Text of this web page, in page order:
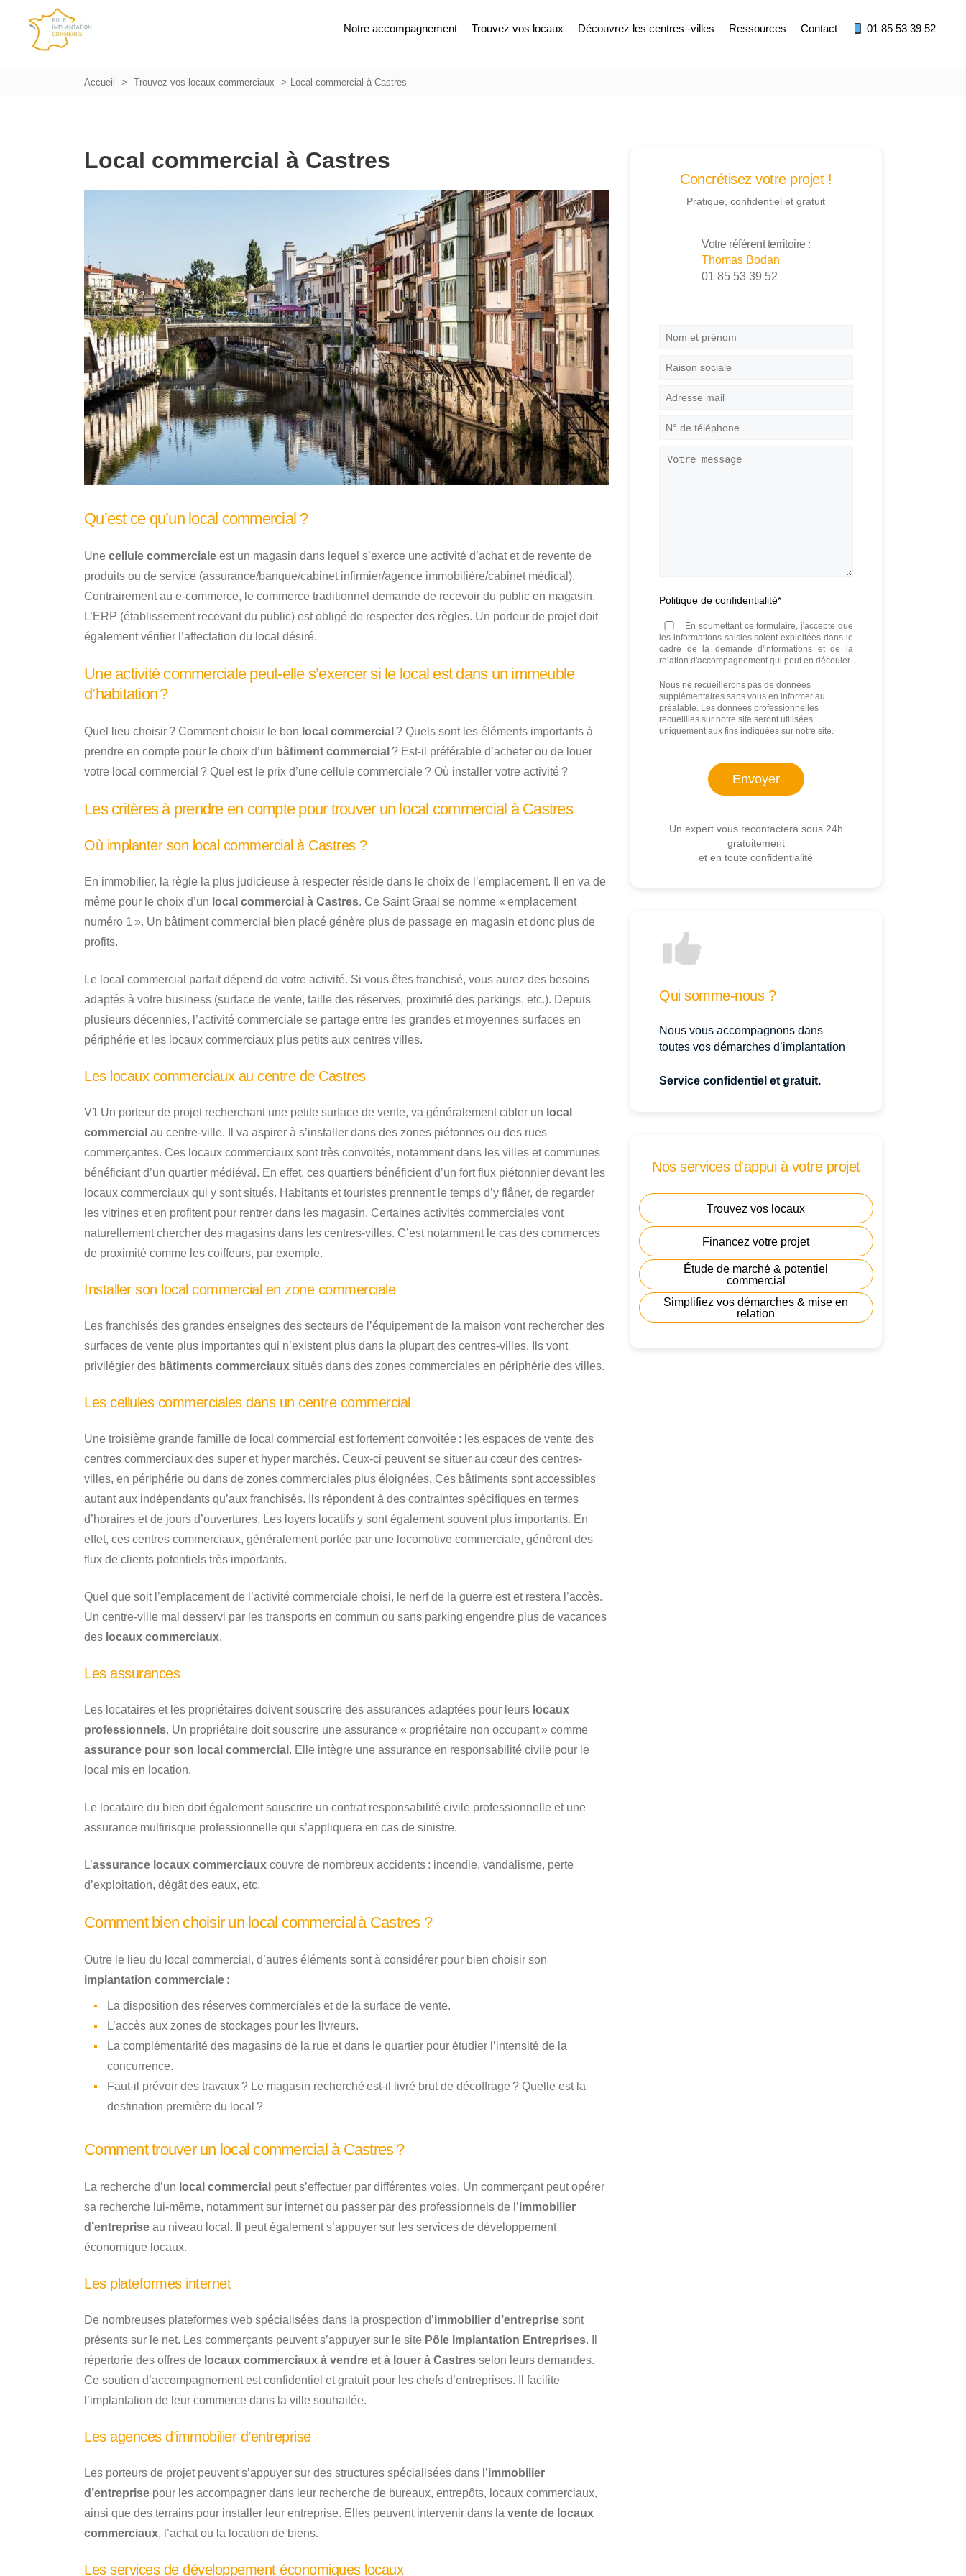
Notre accompagnement Trouvez vos locaux Découvrez les centres -villes Ressources Contact 01 85 53 39 52
Accueil Trouvez vos locaux commerciaux Local commercial à Castres
Local commercial à Castres
Qu’est ce qu’un local commercial ?
Une cellule commerciale est un magasin dans lequel s’exerce une activité d’achat et de revente de
produits ou de service (assurance/banque/cabinet infirmier/agence immobilière/cabinet médical).
Contrairement au e-commerce, le commerce traditionnel demande de recevoir du public en magasin.
L’ERP (établissement recevant du public) est obligé de respecter des règles. Un porteur de projet doit
également vérifier l’affectation du local désiré.
Une activité commerciale peut-elle s’exercer si le local est dans un immeuble
d’habitation ?
Quel lieu choisir ? Comment choisir le bon local commercial ? Quels sont les éléments importants à
prendre en compte pour le choix d’un bâtiment commercial ? Est-il préférable d’acheter ou de louer
votre local commercial ? Quel est le prix d’une cellule commerciale ? Où installer votre activité ?
Les critères à prendre en compte pour trouver un local commercial à Castres
Où implanter son local commercial à Castres ?
En immobilier, la règle la plus judicieuse à respecter réside dans le choix de l’emplacement. Il en va de
même pour le choix d’un local commercial à Castres. Ce Saint Graal se nomme « emplacement
numéro 1 ». Un bâtiment commercial bien placé génère plus de passage en magasin et donc plus de
profits.
Le local commercial parfait dépend de votre activité. Si vous êtes franchisé, vous aurez des besoins
adaptés à votre business (surface de vente, taille des réserves, proximité des parkings, etc.). Depuis
plusieurs décennies, l’activité commerciale se partage entre les grandes et moyennes surfaces en
périphérie et les locaux commerciaux plus petits aux centres villes.
Les locaux commerciaux au centre de Castres
V1 Un porteur de projet recherchant une petite surface de vente, va généralement cibler un local
commercial au centre-ville. Il va aspirer à s’installer dans des zones piétonnes ou des rues
commerçantes. Ces locaux commerciaux sont très convoités, notamment dans les villes et communes
bénéficiant d’un quartier médiéval. En effet, ces quartiers bénéficient d’un fort flux piétonnier devant les
locaux commerciaux qui y sont situés. Habitants et touristes prennent le temps d’y flâner, de regarder
les vitrines et en profitent pour rentrer dans les magasin. Certaines activités commerciales vont
naturellement chercher des magasins dans les centres-villes. C’est notamment le cas des commerces
de proximité comme les coiffeurs, par exemple.
Installer son local commercial en zone commerciale
Les franchisés des grandes enseignes des secteurs de l’équipement de la maison vont rechercher des
surfaces de vente plus importantes qui n’existent plus dans la plupart des centres-villes. Ils vont
privilégier des bâtiments commerciaux situés dans des zones commerciales en périphérie des villes.
Les cellules commerciales dans un centre commercial
Une troisième grande famille de local commercial est fortement convoitée : les espaces de vente des
centres commerciaux des super et hyper marchés. Ceux-ci peuvent se situer au cœur des centres-
villes, en périphérie ou dans de zones commerciales plus éloignées. Ces bâtiments sont accessibles
autant aux indépendants qu’aux franchisés. Ils répondent à des contraintes spécifiques en termes
d’horaires et de jours d’ouvertures. Les loyers locatifs y sont également souvent plus importants. En
effet, ces centres commerciaux, généralement portée par une locomotive commerciale, génèrent des
flux de clients potentiels très importants.
Quel que soit l’emplacement de l’activité commerciale choisi, le nerf de la guerre est et restera l’accès.
Un centre-ville mal desservi par les transports en commun ou sans parking engendre plus de vacances
des locaux commerciaux.
Les assurances
Les locataires et les propriétaires doivent souscrire des assurances adaptées pour leurs locaux
professionnels. Un propriétaire doit souscrire une assurance « propriétaire non occupant » comme
assurance pour son local commercial . Elle intègre une assurance en responsabilité civile pour le
local mis en location.
Le locataire du bien doit également souscrire un contrat responsabilité civile professionnelle et une
assurance multirisque professionnelle qui s’appliquera en cas de sinistre.
L’assurance locaux commerciaux couvre de nombreux accidents : incendie, vandalisme, perte
d’exploitation, dégât des eaux, etc.
Comment bien choisir un local commercial à Castres ?
Outre le lieu du local commercial, d’autres éléments sont à considérer pour bien choisir son
implantation commerciale :
La disposition des réserves commerciales et de la surface de vente.
L’accès aux zones de stockages pour les livreurs.
La complémentarité des magasins de la rue et dans le quartier pour étudier l’intensité de la
concurrence.
Faut-il prévoir des travaux ? Le magasin recherché est-il livré brut de décoffrage ? Quelle est la
destination première du local ?
Comment trouver un local commercial à Castres ?
La recherche d’un local commercial peut s’effectuer par différentes voies. Un commerçant peut opérer
sa recherche lui-même, notamment sur internet ou passer par des professionnels de l’immobilier
d’entreprise au niveau local. Il peut également s’appuyer sur les services de développement
économique locaux.
Les plateformes internet
De nombreuses plateformes web spécialisées dans la prospection d’immobilier d’entreprise sont
présents sur le net. Les commerçants peuvent s’appuyer sur le site Pôle Implantation Entreprises. Il
répertorie des offres de locaux commerciaux à vendre et à louer à Castres selon leurs demandes.
Ce soutien d’accompagnement est confidentiel et gratuit pour les chefs d’entreprises. Il facilite
l’implantation de leur commerce dans la ville souhaitée.
Les agences d’immobilier d’entreprise
Les porteurs de projet peuvent s’appuyer sur des structures spécialisées dans l’immobilier
d’entreprise pour les accompagner dans leur recherche de bureaux, entrepôts, locaux commerciaux,
ainsi que des terrains pour installer leur entreprise. Elles peuvent intervenir dans la vente de locaux
commerciaux, l’achat ou la location de biens.
Les services de développement économiques locaux
Concrétisez votre projet !
Pratique, confidentiel et gratuit
Votre référent territoire :
Thomas Bodan
01 85 53 39 52
Nom
prénom*
Raison
Adresse
N°
téléphone*
Votre
Politique de confidentialité*
En soumettant ce formulaire, j'accepte que
les informations saisies soient exploitées dans le
cadre de la demande d'informations et de la
relation d'accompagnement qui peut en découler.
Nous ne recueillerons pas de données
supplémentaires sans vous en informer au
préalable. Les données professionnelles
recueillies sur notre site seront utilisées
uniquement aux fins indiquées sur notre site.
Un expert vous recontactera sous 24h
gratuitement
et en toute confidentialité
Qui somme-nous ?
Nous vous accompagnons dans
toutes vos démarches d’implantation
Service confidentiel et gratuit.
Nos services d'appui à votre projet
Trouvez vos locaux
Financez votre projet
Étude de marché & potentiel
commercial
Simplifiez vos démarches & mise en
relation